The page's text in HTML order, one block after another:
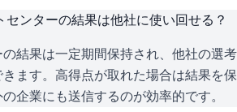
センターの結果は他社に使い回せる？
結果は一定期間保持され、他社の選考
ます。高得点が取れた場合は結果を保
企業にも送信するのが効率的です。